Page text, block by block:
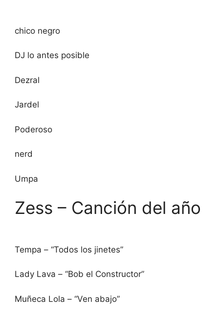
chico negro
DJ lo antes posible
Dezral
Jardel
Poderoso
nerd
Umpa
Zess – Canción del año
Tempa – “Todos los jinetes”
Lady Lava – “Bob el Constructor”
Muñeca Lola – “Ven abajo”